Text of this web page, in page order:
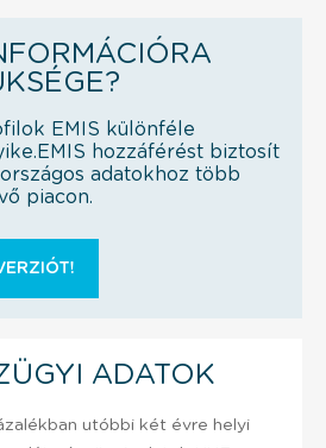
EMIS különféle
hozzáférést biztosít
adatokhoz több
piacon.
ADATOK
utóbbi két évre helyi